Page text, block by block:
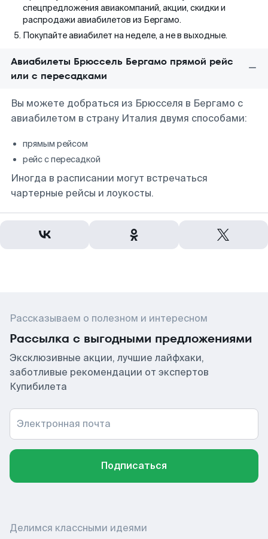
спецпредложения авиакомпаний, акции, скидки и
распродажи авиабилетов из Бергамо.
Покупайте авиабилет на неделе, а не в выходные.
Авиабилеты Брюссель Бергамо прямой рейс
или с пересадками
Вы можете добраться из Брюсселя в Бергамо с
авиабилетом в страну Италия двумя способами:
прямым рейсом
рейс с пересадкой
Иногда в расписании могут встречаться
чартерные рейсы и лоукосты.
Рассказываем о полезном и интересном
Рассылка с выгодными предложениями
Эксклюзивные акции, лучшие лайфхаки,
заботливые рекомендации от экспертов
Купибилета
Электронная почта
Подписаться
Делимся классными идеями